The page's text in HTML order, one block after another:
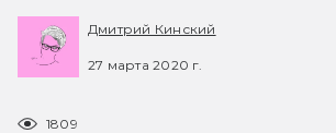
Дмитрий Кинский
27 марта 2020 г.
1809